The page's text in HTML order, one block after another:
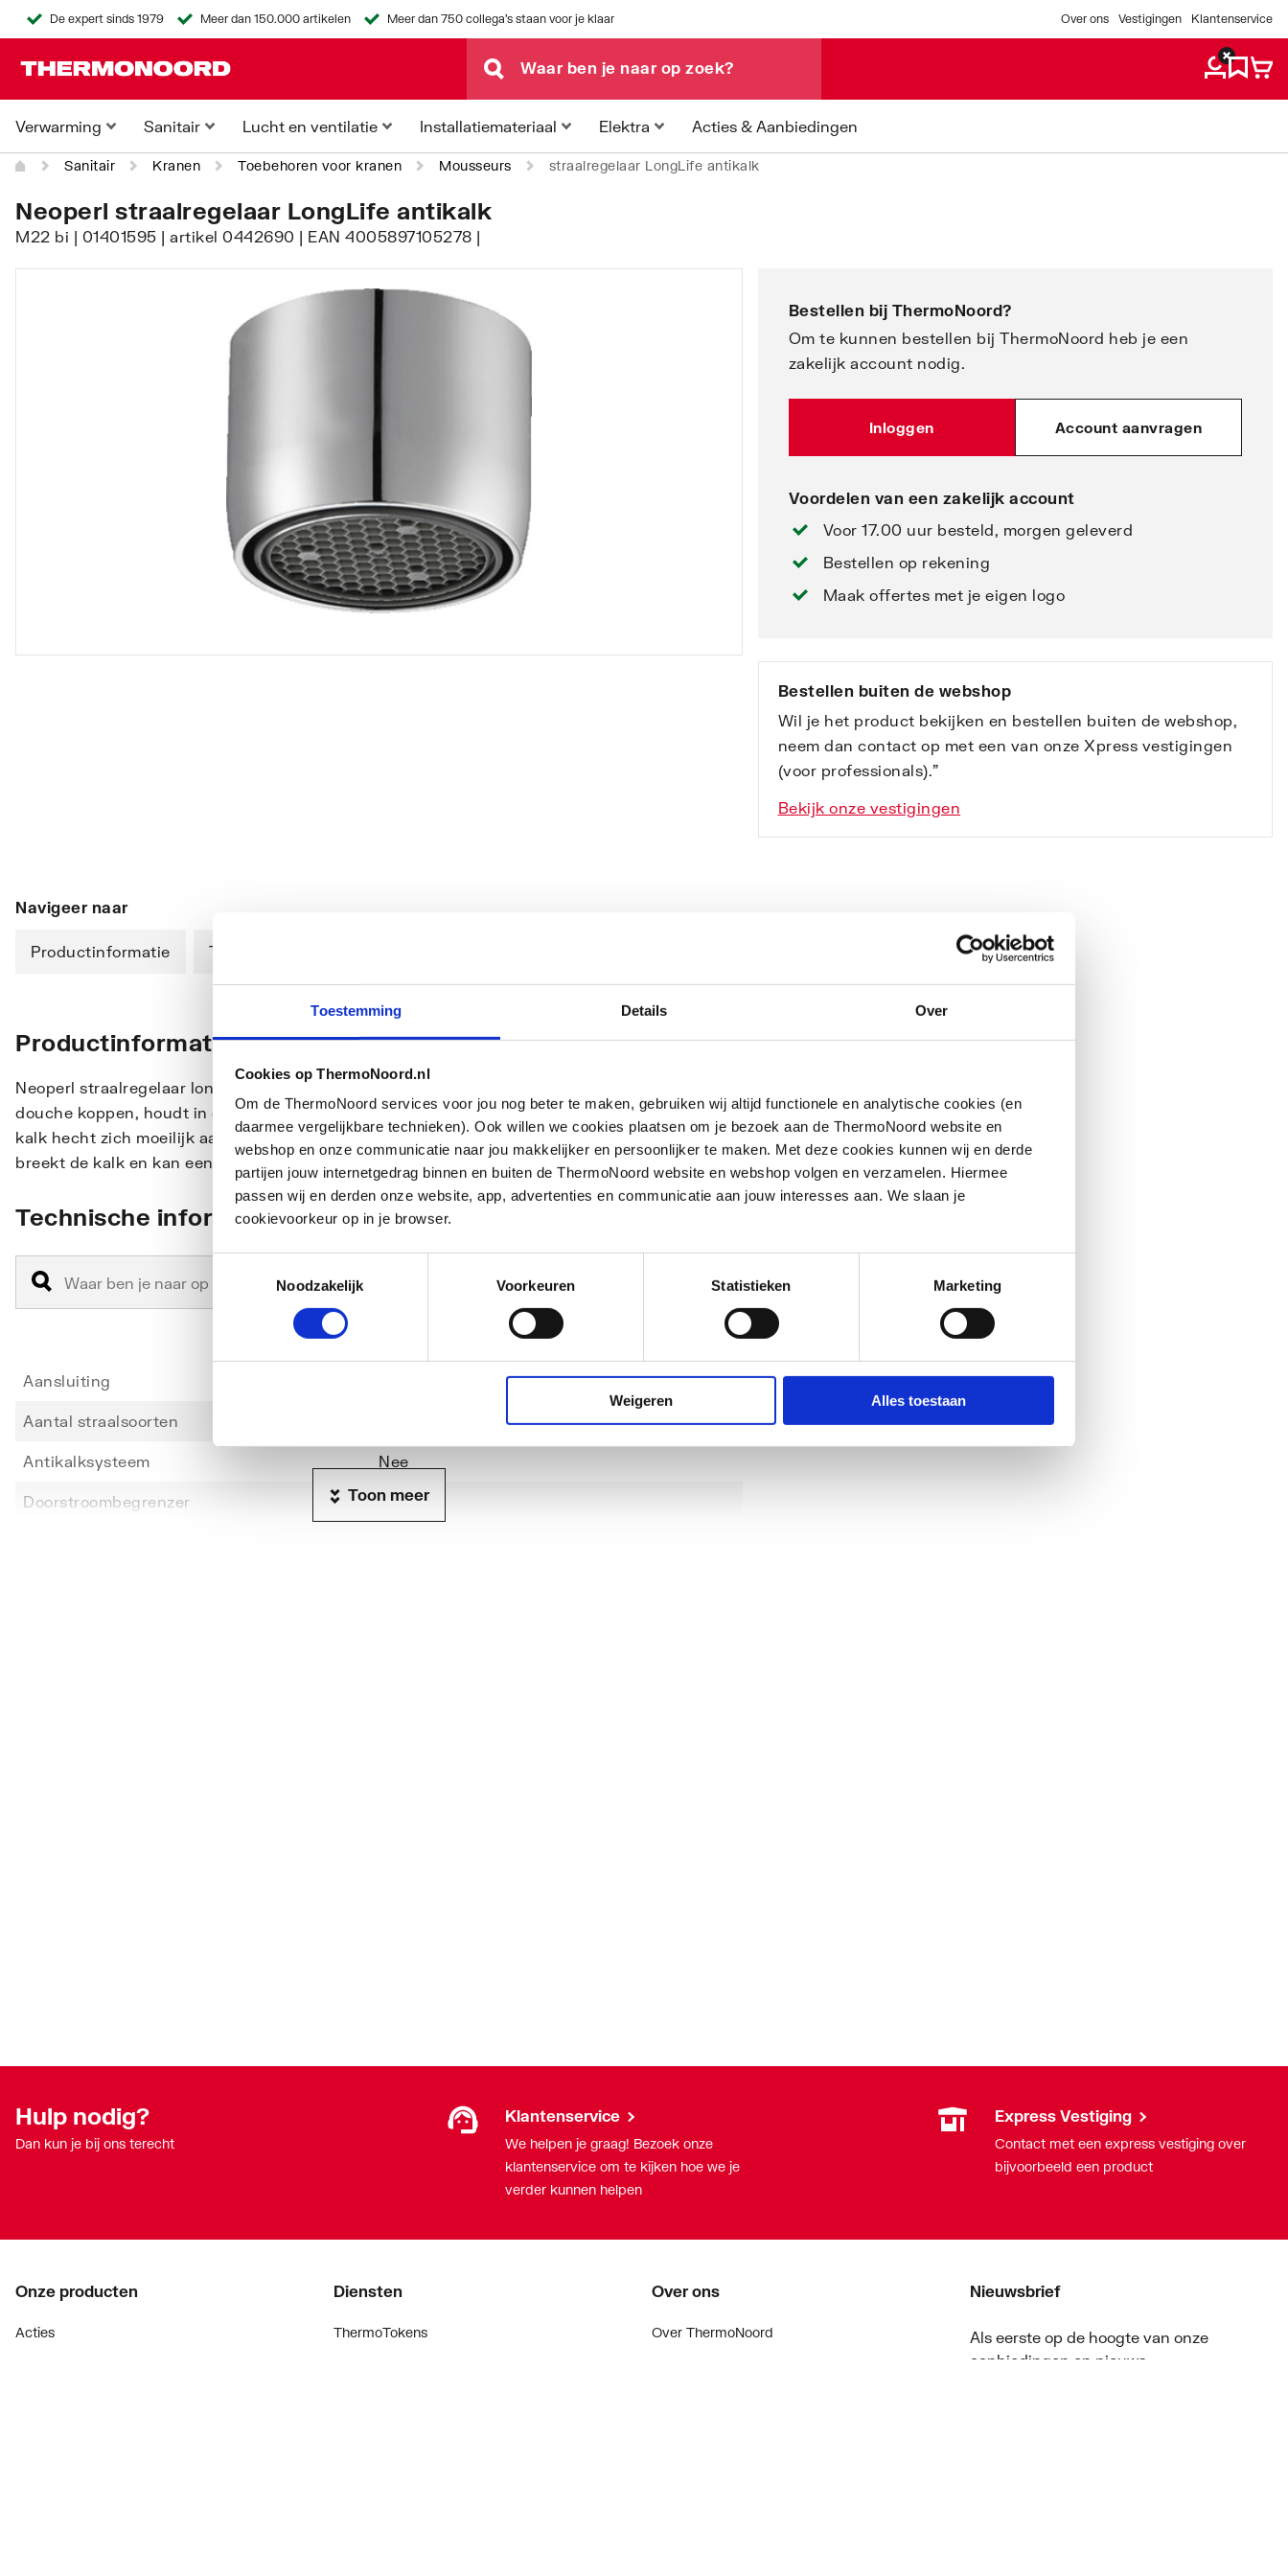
Toestemming Details Over
Cookies op ThermoNoord.nl
Om de ThermoNoord services voor jou nog beter te maken, gebruiken wij altijd functionele en analytische cookies (en
daarmee vergelijkbare technieken). Ook willen we cookies plaatsen om je bezoek aan de ThermoNoord website en
webshop en onze communicatie naar jou makkelijker en persoonlijker te maken. Met deze cookies kunnen wij en derde
partijen jouw internetgedrag binnen en buiten de ThermoNoord website en webshop volgen en verzamelen. Hiermee
passen wij en derden onze website, app, advertenties en communicatie aan jouw interesses aan. We slaan je
cookievoorkeur op in je browser.
Noodzakelijk
Voorkeuren Statistieken Marketing
Weigeren Alles toestaan
De expert sinds 1979 Meer dan 150.000 artikelen Meer dan 750 collega's staan voor je klaar Over ons Vestigingen Klantenservice
Verwarming Sanitair Lucht en ventilatie Installatiemateriaal Elektra Acties & Aanbiedingen
Sanitair Kranen Toebehoren voor kranen Mousseurs straalregelaar LongLife antikalk
Neoperl straalregelaar LongLife antikalk
M22 bi | 01401595 | artikel 0442690 | EAN 4005897105278 |
Bestellen bij ThermoNoord?
Om te kunnen bestellen bij ThermoNoord heb je een
zakelijk account nodig.
Inloggen Account aanvragen
Voordelen van een zakelijk account
Voor 17.00 uur besteld, morgen geleverd
Bestellen op rekening
Maak offertes met je eigen logo
Bestellen buiten de webshop
Wil je het product bekijken en bestellen buiten de webshop,
neem dan contact op met een van onze Xpress vestigingen
(voor professionals).”
Bekijk onze vestigingen
Navigeer naar
Productinformatie Technische informatie
Productinformatie
Neoperl straalregelaar long-life antikalk M22 bi: Het antikalk principe, bij handdouches en
douche koppen, houdt in dat het water de douchekop verlaat via rubberen sproeimondjes. De
kalk hecht zich moeilijk aan het rubber en wanneer u over de sproeimondjes heen wrijft,
breekt de kalk en kan eenvoudig verwijdert worden.
Technische informatie
Aansluiting Binnendraad metrisch
Aantal straalsoorten
Antikalksysteem Nee
Doorstroombegrenzer Nee
Toon meer
Hulp nodig?
Dan kun je bij ons terecht
Klantenservice
We helpen je graag! Bezoek onze
klantenservice om te kijken hoe we je
verder kunnen helpen
Express Vestiging
Contact met een express vestiging over
bijvoorbeeld een product
Onze producten
Acties
Diensten
ThermoTokens
Over ons
Over ThermoNoord
Nieuwsbrief
Als eerste op de hoogte van onze
aanbiedingen en nieuws